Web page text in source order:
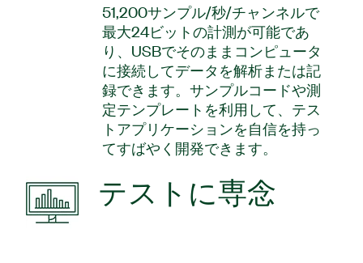
51,200サンプル/秒/チャンネルで
最大24ビットの計測が可能であ
り、USBでそのままコンピュータ
に接続してデータを解析または記
録できます。サンプルコードや測
定テンプレートを利用して、テス
トアプリケーションを自信を持っ
てすばやく開発できます。
テストに専念